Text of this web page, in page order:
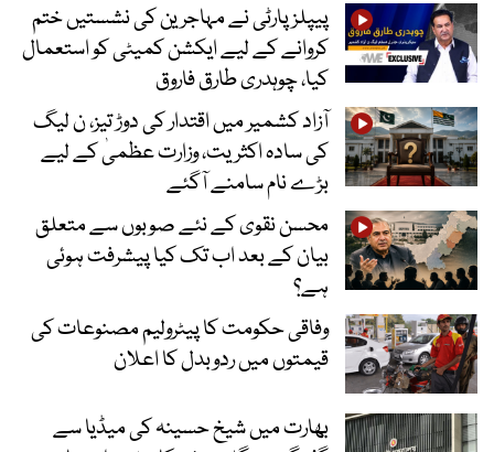
پیپلز پارٹی نے مہاجرین کی نشستیں ختم
کروانے کے لیے ایکشن کمیٹی کو استعمال
کیا، چوہدری طارق فاروق
آزاد کشمیر میں اقتدار کی دوڑ تیز، ن لیگ
کی سادہ اکثریت، وزارت عظمیٰ کے لیے
بڑے نام سامنے آگئے
محسن نقوی کے نئے صوبوں سے متعلق
بیان کے بعد اب تک کیا پیشرفت ہوئی
ہے؟
وفاقی حکومت کا پیٹرولیم مصنوعات کی
قیمتوں میں ردوبدل کا اعلان
بھارت میں شیخ حسینہ کی میڈیا سے